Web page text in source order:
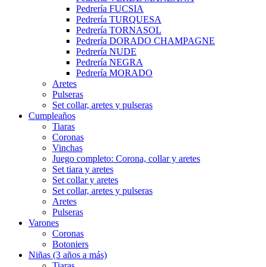
Pedrería FUCSIA
Pedrería TURQUESA
Pedrería TORNASOL
Pedrería DORADO CHAMPAGNE
Pedrería NUDE
Pedrería NEGRA
Pedrería MORADO
Aretes
Pulseras
Set collar, aretes y pulseras
Cumpleaños
Tiaras
Coronas
Vinchas
Juego completo: Corona, collar y aretes
Set tiara y aretes
Set collar y aretes
Set collar, aretes y pulseras
Aretes
Pulseras
Varones
Coronas
Botoniers
Niñas (3 años a más)